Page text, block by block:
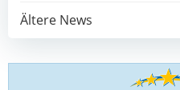
Post
navigation
Ältere News